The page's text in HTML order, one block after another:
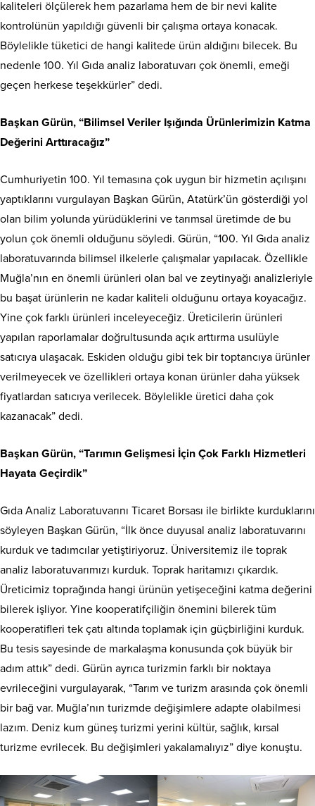
kaliteleri ölçülerek hem pazarlama hem de bir nevi kalite
kontrolünün yapıldığı güvenli bir çalışma ortaya konacak.
Böylelikle tüketici de hangi kalitede ürün aldığını bilecek. Bu
nedenle 100. Yıl Gıda analiz laboratuvarı çok önemli, emeği
geçen herkese teşekkürler” dedi.
Başkan Gürün, “Bilimsel Veriler Işığında Ürünlerimizin Katma
Değerini Arttıracağız”
Cumhuriyetin 100. Yıl temasına çok uygun bir hizmetin açılışını
yaptıklarını vurgulayan Başkan Gürün, Atatürk’ün gösterdiği yol
olan bilim yolunda yürüdüklerini ve tarımsal üretimde de bu
yolun çok önemli olduğunu söyledi. Gürün, “100. Yıl Gıda analiz
laboratuvarında bilimsel ilkelerle çalışmalar yapılacak. Özellikle
Muğla’nın en önemli ürünleri olan bal ve zeytinyağı analizleriyle
bu başat ürünlerin ne kadar kaliteli olduğunu ortaya koyacağız.
Yine çok farklı ürünleri inceleyeceğiz. Üreticilerin ürünleri
yapılan raporlamalar doğrultusunda açık arttırma usulüyle
satıcıya ulaşacak. Eskiden olduğu gibi tek bir toptancıya ürünler
verilmeyecek ve özellikleri ortaya konan ürünler daha yüksek
fiyatlardan satıcıya verilecek. Böylelikle üretici daha çok
kazanacak” dedi.
Başkan Gürün, “Tarımın Gelişmesi İçin Çok Farklı Hizmetleri
Hayata Geçirdik”
Gıda Analiz Laboratuvarını Ticaret Borsası ile birlikte kurduklarını
söyleyen Başkan Gürün, “İlk önce duyusal analiz laboratuvarını
kurduk ve tadımcılar yetiştiriyoruz. Üniversitemiz ile toprak
analiz laboratuvarımızı kurduk. Toprak haritamızı çıkardık.
Üreticimiz toprağında hangi ürünün yetişeceğini katma değerini
bilerek işliyor. Yine kooperatifçiliğin önemini bilerek tüm
kooperatifleri tek çatı altında toplamak için güçbirliğini kurduk.
Bu tesis sayesinde de markalaşma konusunda çok büyük bir
adım attık” dedi. Gürün ayrıca turizmin farklı bir noktaya
evrileceğini vurgulayarak, “Tarım ve turizm arasında çok önemli
bir bağ var. Muğla’nın turizmde değişimlere adapte olabilmesi
lazım. Deniz kum güneş turizmi yerini kültür, sağlık, kırsal
turizme evrilecek. Bu değişimleri yakalamalıyız” diye konuştu.